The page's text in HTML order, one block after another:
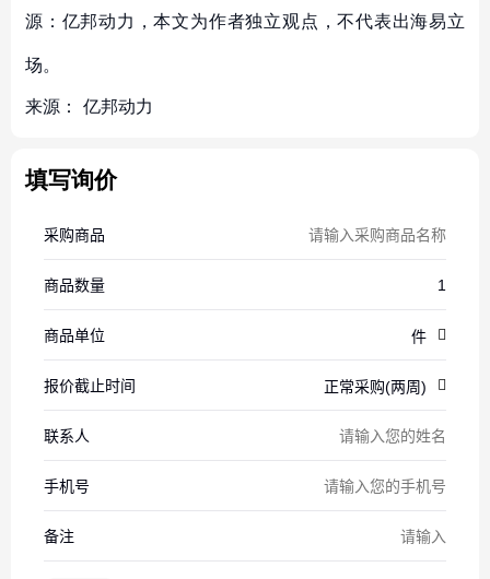
源：亿邦动力，本文为作者独立观点，不代表出海易立
场。
来源： 亿邦动力
填写询价